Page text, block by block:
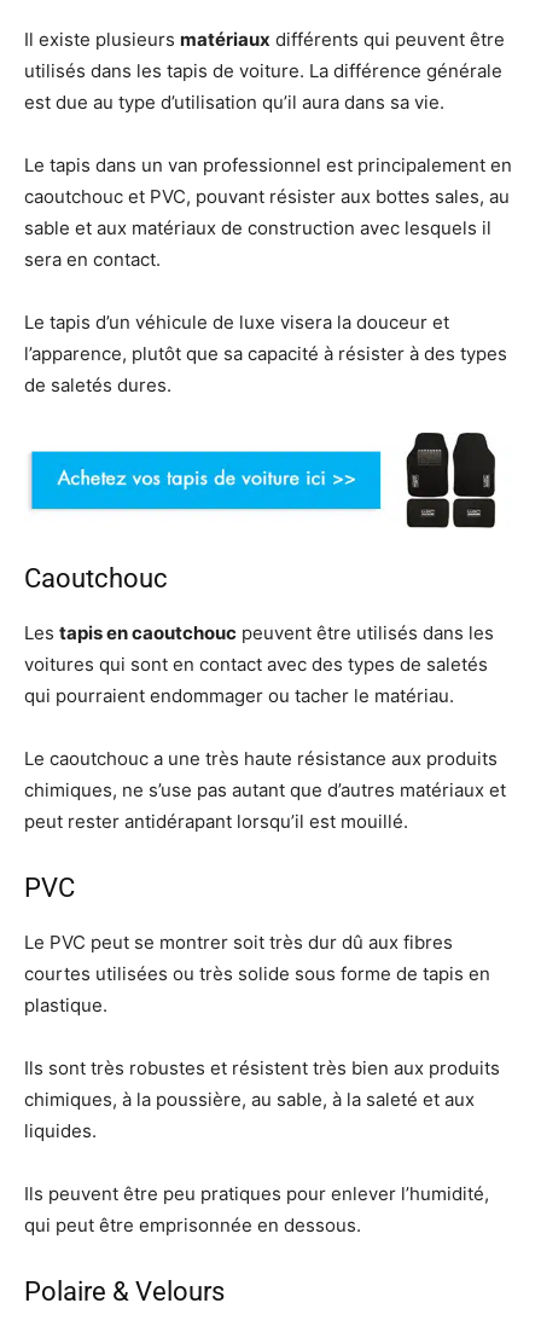
Il existe plusieurs matériaux différents qui peuvent être
utilisés dans les tapis de voiture. La différence générale
est due au type d’utilisation qu’il aura dans sa vie.
Le tapis dans un van professionnel est principalement en
caoutchouc et PVC, pouvant résister aux bottes sales, au
sable et aux matériaux de construction avec lesquels il
sera en contact.
Le tapis d’un véhicule de luxe visera la douceur et
l’apparence, plutôt que sa capacité à résister à des types
de saletés dures.
Caoutchouc
Les tapis en caoutchouc peuvent être utilisés dans les
voitures qui sont en contact avec des types de saletés
qui pourraient endommager ou tacher le matériau.
Le caoutchouc a une très haute résistance aux produits
chimiques, ne s’use pas autant que d’autres matériaux et
peut rester antidérapant lorsqu’il est mouillé.
PVC
Le PVC peut se montrer soit très dur dû aux fibres
courtes utilisées ou très solide sous forme de tapis en
plastique.
Ils sont très robustes et résistent très bien aux produits
chimiques, à la poussière, au sable, à la saleté et aux
liquides.
Ils peuvent être peu pratiques pour enlever l’humidité,
qui peut être emprisonnée en dessous.
Polaire & Velours